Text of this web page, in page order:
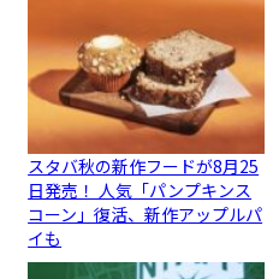
スタバ秋の新作フードが8月25
日発売！ 人気「パンプキンス
コーン」復活、新作アップルパ
イも